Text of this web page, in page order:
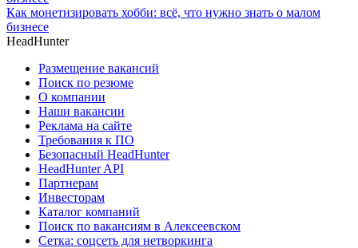
Как монетизировать хобби: всё, что нужно знать о малом
бизнесе
HeadHunter
Размещение вакансий
Поиск по резюме
О компании
Наши вакансии
Реклама на сайте
Требования к ПО
Безопасный HeadHunter
HeadHunter API
Партнерам
Инвесторам
Каталог компаний
Поиск по вакансиям в Алексеевском
Сетка: соцсеть для нетворкинга